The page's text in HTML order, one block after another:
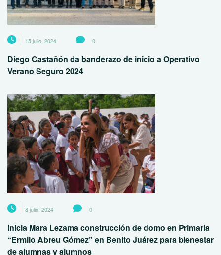
15 julio, 2024 0
Diego Castañón da banderazo de inicio a Operativo
Verano Seguro 2024
8 julio, 2024 0
Inicia Mara Lezama construcción de domo en Primaria
“Ermilo Abreu Gómez” en Benito Juárez para bienestar
de alumnas y alumnos